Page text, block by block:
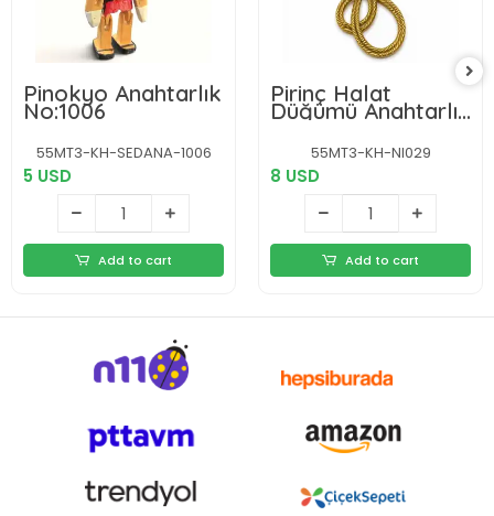
Pinokyo Anahtarlık
No:1006
55MT3-KH-SEDANA-1006
5 USD
Add to cart
Pirinç Halat
Düğümü Anahtarlık
Nı029
55MT3-KH-NI029
8 USD
Add to cart